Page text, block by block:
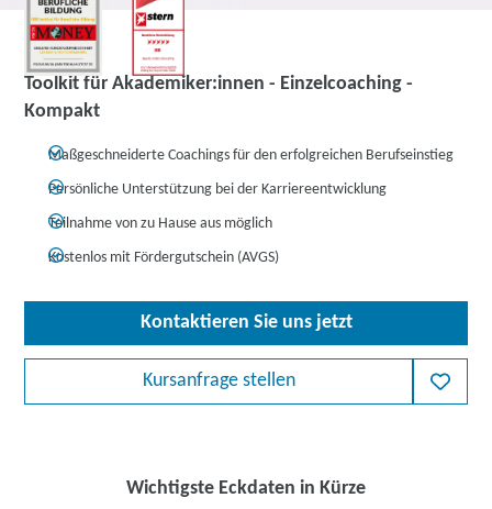
Coaching
Toolkit für Akademiker:innen - Einzelcoaching -
Kompakt
Maßgeschneiderte Coachings für den erfolgreichen Berufseinstieg
Persönliche Unterstützung bei der Karriereentwicklung
Teilnahme von zu Hause aus möglich
Kostenlos mit Fördergutschein (AVGS)
Kontaktieren Sie uns jetzt
Kursanfrage stellen
Wichtigste Eckdaten in Kürze